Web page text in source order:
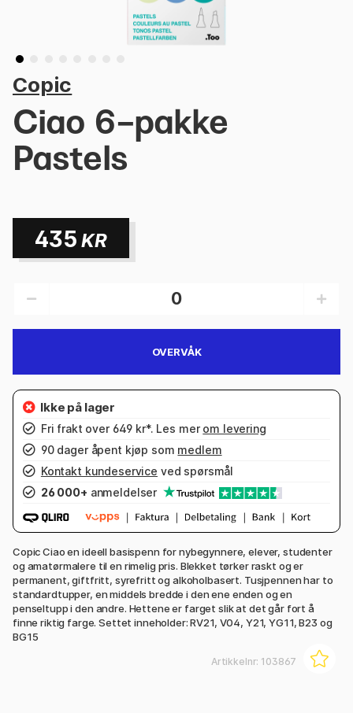
Copic
Ciao 6-pakke
Pastels
435 KR
OVERVÅK
Fri frakt over 649 kr*. Les mer om levering
90 dager åpent kjøp som medlem
Kontakt kundeservice ved spørsmål
26 000+ anmeldelser
Copic Ciao en ideell basispenn for nybegynnere, elever, studenter
og amatørmalere til en rimelig pris. Blekket tørker raskt og er
permanent, giftfritt, syrefritt og alkoholbasert. Tusjpennen har to
standardtupper, en middels bredde i den ene enden og en
penseltupp i den andre. Hettene er farget slik at det går fort å
finne riktig farge. Settet inneholder: RV21, V04, Y21, YG11, B23 og
BG15
Artikkelnr: 103867